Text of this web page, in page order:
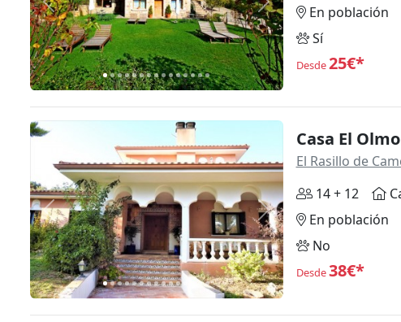
Anterior SiguienteEn población
Sí
Desde25€*
Anterior Siguiente
Casa El
El Rasillo de
14 + 12
En población
No
Desde38€*